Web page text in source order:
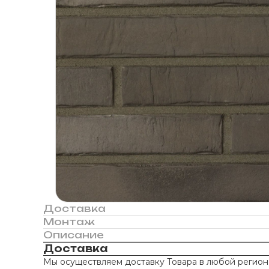
Доставка
Монтаж
Описание
Доставка
Мы осуществляем доставку Товара в любой